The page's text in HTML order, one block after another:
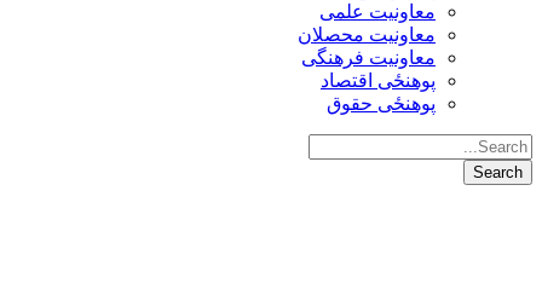
معاونیت علمی
معاونیت محصلان
معاونیت فرهنگی
پوهنځی اقتصاد
پوهنځی حقوق